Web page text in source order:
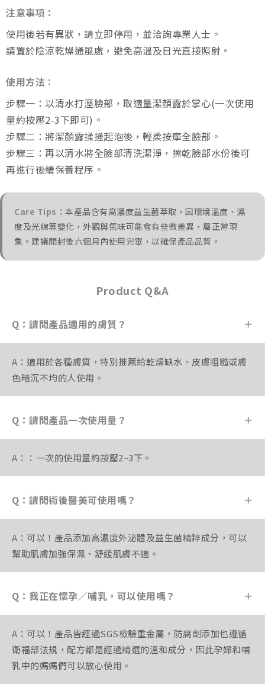
注意事項：
使用後若有異狀，請立即停用，並洽詢專業人士。
請置於陰涼乾燥通風處，避免高溫及日光直接照射。
使用方法：
步驟一：以清水打溼臉部，取適量潔顏露於掌心(一次使用
量約按壓2-3下即可)。
步驟二：將潔顏露揉搓起泡後，輕柔按摩全臉部。
步驟三：再以清水將全臉部清洗潔淨，擦乾臉部水份後可
再進行後續保養程序。
Care Tips： 本產品含有高濃度益生菌萃取，因環境溫度、濕
度及光線等變化，外觀與氣味可能會有些微差異，屬正常現
象。建議開封後六個月內使用完畢，以確保產品品質。
Product Q&A
Q：請問產品適用的膚質？ ＋
A：適用於各種膚質，特別推薦給乾燥缺水、皮膚粗糙或膚
色暗沉不均的人使用。
Q：請問產品一次使用量？ ＋
A：：一次的使用量約按壓2~3下。
Q：請問術後醫美可使用嗎？ ＋
A：可以！產品添加高濃度外泌體及益生菌精粹成分，可以
幫助肌膚加強保濕、舒緩肌膚不適。
Q：我正在懷孕／哺乳，可以使用嗎？ ＋
A：可以！產品皆經過SGS檢驗重金屬，防腐劑添加也遵循
衛福部法規，配方都是經過精選的溫和成分，因此孕婦和哺
乳中的媽媽們可以放心使用。